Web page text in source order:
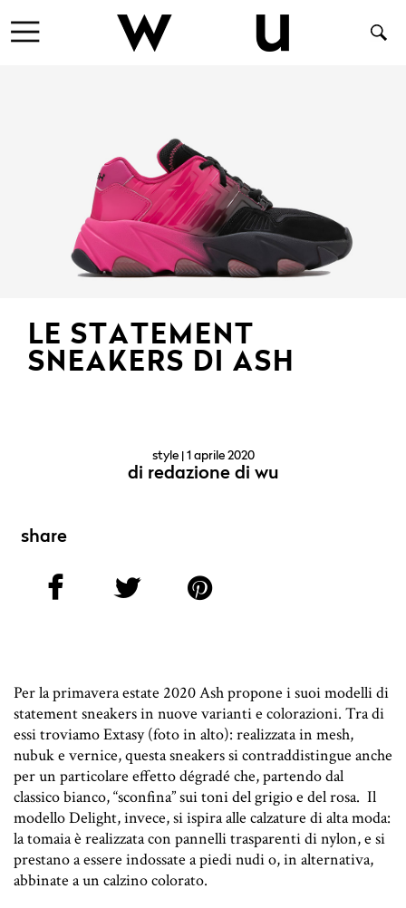
LE STATEMENT
SNEAKERS DI ASH
style| 1 aprile 2020
di redazione di wu
share
Per la primavera estate 2020 Ash propone i suoi modelli di
statement sneakers in nuove varianti e colorazioni. Tra di
essi troviamo Extasy (foto in alto): realizzata in mesh,
nubuk e vernice, questa sneakers si contraddistingue anche
per un particolare effetto dégradé che, partendo dal
classico bianco, “sconfina” sui toni del grigio e del rosa. Il
modello Delight, invece, si ispira alle calzature di alta moda:
la tomaia è realizzata con pannelli trasparenti di nylon, e si
prestano a essere indossate a piedi nudi o, in alternativa,
abbinate a un calzino colorato.